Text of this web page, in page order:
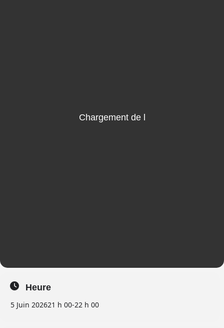
Heure
5 Juin 202621 h 00-22 h 00